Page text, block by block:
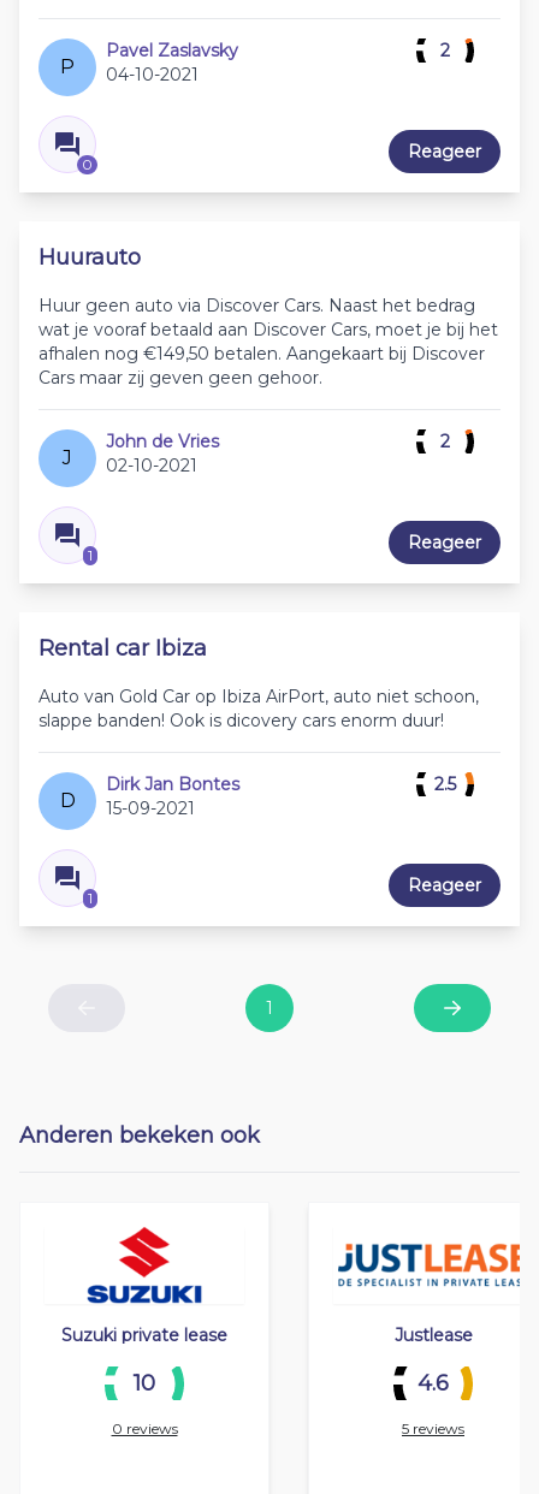
P
Pavel Zaslavsky
04-10-2021
0
2
Reageer
Huurauto
Huur geen auto via Discover Cars. Naast het bedrag
wat je vooraf betaald aan Discover Cars, moet je bij het
afhalen nog €149,50 betalen. Aangekaart bij Discover
Cars maar zij geven geen gehoor.
J
John de Vries
02-10-2021
1
2
Reageer
Rental car Ibiza
Auto van Gold Car op Ibiza AirPort, auto niet schoon,
slappe banden! Ook is dicovery cars enorm duur!
D
Dirk Jan Bontes
15-09-2021
1
2.5
Reageer
1 Next
Anderen bekeken ook
Suzuki private lease
10
0 reviews
Justlease
4.6
5 reviews